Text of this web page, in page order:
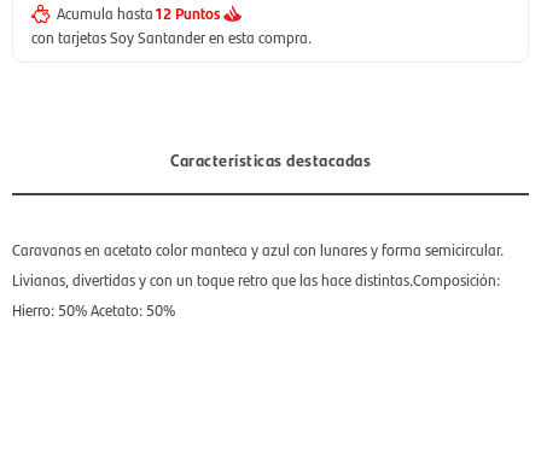
Acumula hasta12 Puntos
con tarjetas Soy Santander en esta compra.
Características destacadas
Caravanas en acetato color manteca y azul con lunares y forma semicircular.
Livianas, divertidas y con un toque retro que las hace distintas.Composición:
Hierro: 50% Acetato: 50%